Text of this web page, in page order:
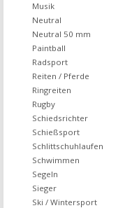
Musik
Neutral
Neutral 50 mm
Paintball
Radsport
Reiten / Pferde
Ringreiten
Rugby
Schiedsrichter
Schießsport
Schlittschuhlaufen
Schwimmen
Segeln
Sieger
Ski / Wintersport